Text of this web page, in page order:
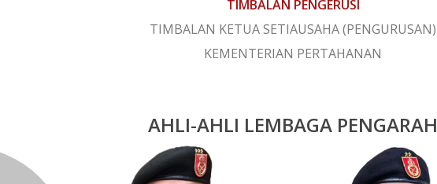
TIMBALAN PENGERUSI
TIMBALAN KETUA SETIAUSAHA (PENGURUSAN)
KEMENTERIAN PERTAHANAN
AHLI-AHLI LEMBAGA PENGARAH